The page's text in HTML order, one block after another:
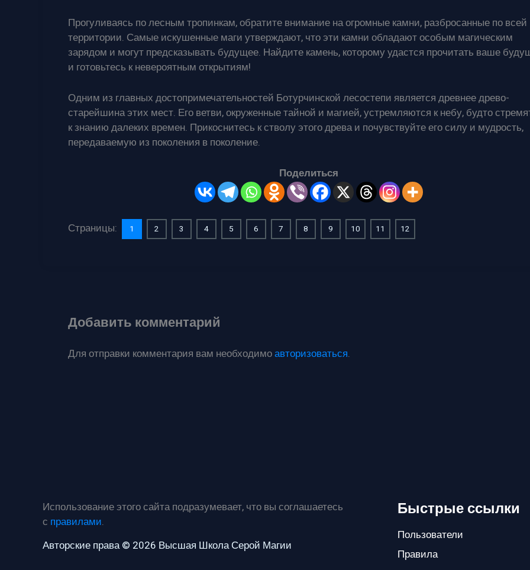
Прогуливаясь по лесным тропинкам, обратите внимание на огромные камни, разбросанные по всей
территории. Самые искушенные маги утверждают, что эти камни обладают особым магическим
зарядом и могут предсказывать будущее. Найдите камень, которому удастся прочитать ваше
и готовьтесь к невероятным открытиям!
Одним из главных достопримечательностей Ботурчинской лесостепи является древнее древо-
старейшина этих мест. Его ветви, окруженные тайной и магией, устремляются к небу, будто
к знанию далеких времен. Прикоснитесь к стволу этого древа и почувствуйте его силу и мудрость,
передаваемую из поколения в поколение.
Поделиться
Страницы: 1 2 3 4 5 6 7 8 9 10 11 12
Добавить комментарий
Для отправки комментария вам необходимоавторизоваться.
Использование этого сайта подразумевает, что вы соглашаетесь
с правилами.
Авторские права © 2026 Высшая Школа Серой Магии
Быстрые ссылки
Пользователи
Правила